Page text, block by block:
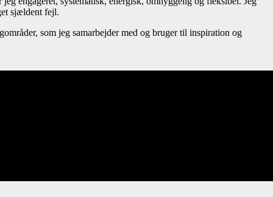
sjældent fejl.
som jeg samarbejder med og bruger til inspiration og